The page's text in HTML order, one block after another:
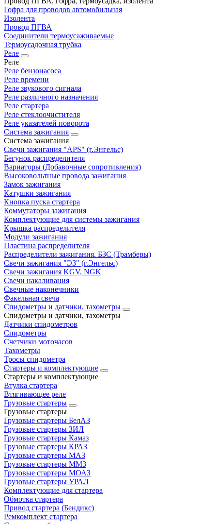
Гофра для проводов автомобильная
Изолента
Провод ПГВА
Соединители термоусаживаемые
Термоусадочная трубка
Реле
Реле
Реле бензонасоса
Реле времени
Реле звукового сигнала
Реле различного назначения
Реле стартера
Реле стеклоочистителя
Реле указателей поворота
Система зажигания
Система зажигания
Свечи зажигания "APS" (г.Энгельс)
Бегунок распределителя
Вариаторы (Добавочные сопротивления)
Высоковольтные провода зажигания
Замок зажигания
Катушки зажигания
Кнопка пуска стартера
Коммутаторы зажигания
Комплектующие для системы зажигания
Крышка распределителя
Модули зажигания
Пластина распределителя
Распределители зажигания. БЗС (Трамберы)
Свечи зажигания "ЭЗ" (г.Энгельс)
Свечи зажигания KGV, NGK
Свечи накаливания
Свечные наконечники
Факельная свеча
Спидометры и датчики, тахометры
Спидометры и датчики, тахометры
Датчики спидометров
Спидометры
Счетчики моточасов
Тахометры
Тросы спидометра
Стартеры и комплектующие
Стартеры и комплектующие
Втулка стартера
Втягивающее реле
Грузовые стартеры
Грузовые стартеры
Грузовые стартеры БелАЗ
Грузовые стартеры ЗИЛ
Грузовые стартеры Камаз
Грузовые стартеры КРАЗ
Грузовые стартеры МАЗ
Грузовые стартеры ММЗ
Грузовые стартеры МОАЗ
Грузовые стартеры УРАЛ
Комплектующие для стартера
Обмотка стартера
Привод стартера (Бендикс)
Ремкомплект стартера